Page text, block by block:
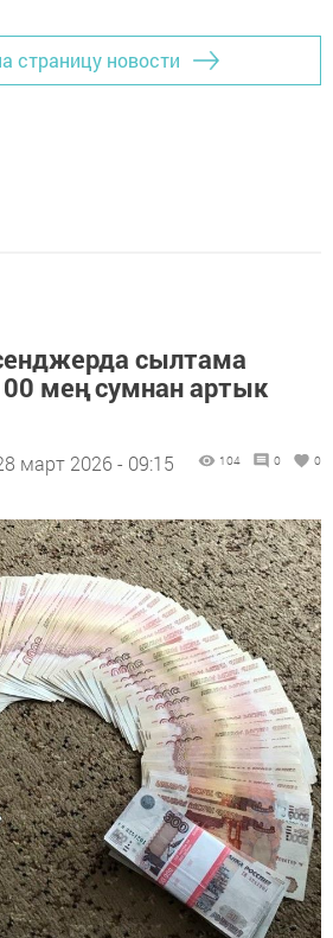
страницу новости
сылтама
мең сумнан артык
март 2026 - 09:15 104 0 0